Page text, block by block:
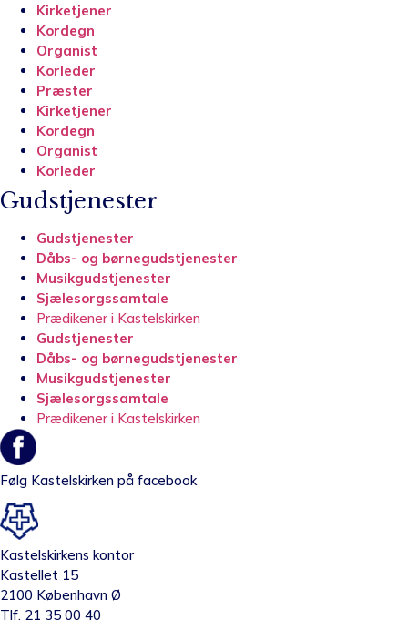
Kirketjener
Kordegn
Organist
Korleder
Præster
Kirketjener
Kordegn
Organist
Korleder
Gudstjenester
Gudstjenester
Dåbs- og børnegudstjenester
Musikgudstjenester
Sjælesorgssamtale
Prædikener i Kastelskirken
Gudstjenester
Dåbs- og børnegudstjenester
Musikgudstjenester
Sjælesorgssamtale
Prædikener i Kastelskirken
Følg Kastelskirken på facebook
Kastelskirkens kontor
Kastellet 15
2100 København Ø
Tlf. 21 35 00 40